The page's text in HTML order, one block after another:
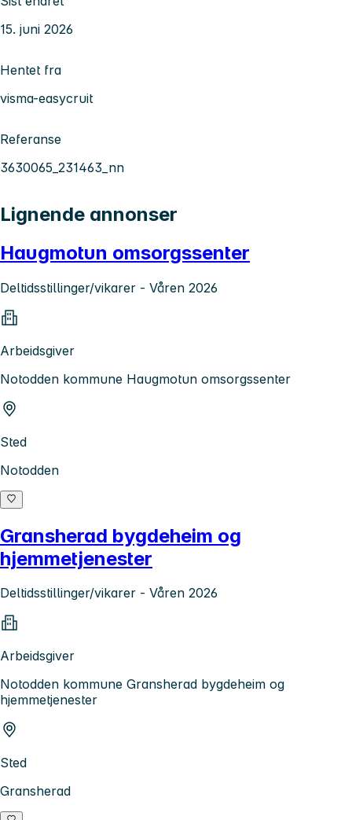
15. juni 2026
Hentet fra
visma-easycruit
Referanse
3630065_231463_nn
Lignende annonser
Haugmotun omsorgssenter
Deltidsstillinger/vikarer - Våren 2026
Arbeidsgiver
Notodden kommune Haugmotun omsorgssenter
Sted
Notodden
Gransherad bygdeheim og
hjemmetjenester
Deltidsstillinger/vikarer - Våren 2026
Arbeidsgiver
Notodden kommune Gransherad bygdeheim og
hjemmetjenester
Sted
Gransherad